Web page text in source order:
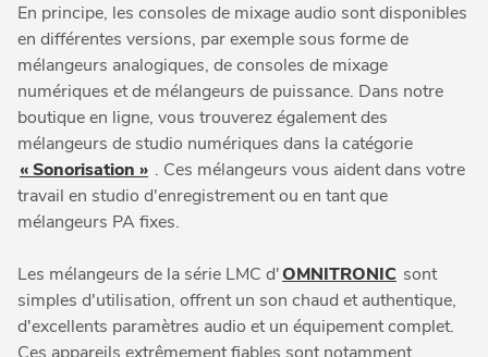
En principe, les consoles de mixage audio sont disponibles
en différentes versions, par exemple sous forme de
mélangeurs analogiques, de consoles de mixage
numériques et de mélangeurs de puissance. Dans notre
boutique en ligne, vous trouverez également des
mélangeurs de studio numériques dans la catégorie
« Sonorisation » . Ces mélangeurs vous aident dans votre
travail en studio d'enregistrement ou en tant que
mélangeurs PA fixes.
Les mélangeurs de la série LMC d'OMNITRONIC sont
simples d'utilisation, offrent un son chaud et authentique,
d'excellents paramètres audio et un équipement complet.